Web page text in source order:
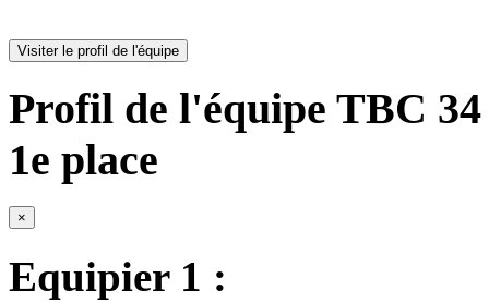
Visiter le profil de l'équipe
Profil de l'équipe TBC
1e place
×
Equipier 1 :